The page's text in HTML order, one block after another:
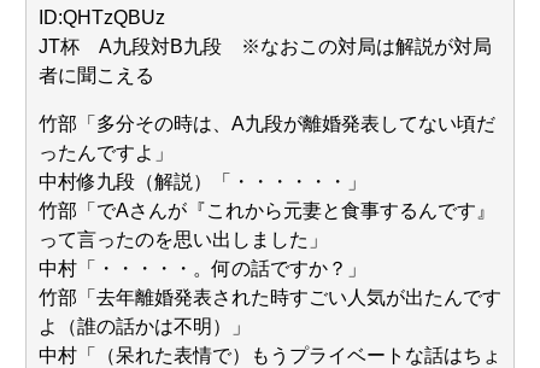
ID:QHTzQBUz
JT杯 A九段対B九段 ※なおこの対局は解説が対局
者に聞こえる
竹部「多分その時は、A九段が離婚発表してない頃だ
ったんですよ」
中村修九段（解説）「・・・・・・」
竹部「でAさんが『これから元妻と食事するんです』
って言ったのを思い出しました」
中村「・・・・・。何の話ですか？」
竹部「去年離婚発表された時すごい人気が出たんです
よ（誰の話かは不明）」
中村「（呆れた表情で）もうプライベートな話はちょ